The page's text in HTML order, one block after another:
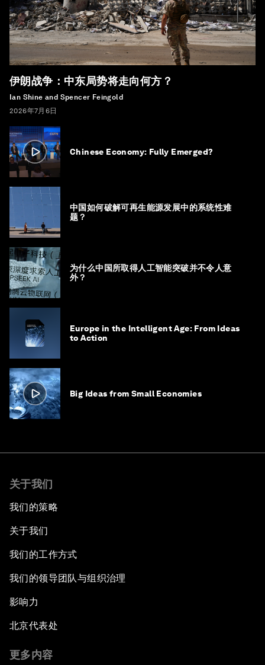
伊朗战争：中东局势将走向何方？
Ian Shine and Spencer Feingold
2026年7月6日
Chinese Economy: Fully Emerged?
中国如何破解可再生能源发展中的系统性难
题？
为什么中国所取得人工智能突破并不令人意
外？
Europe in the Intelligent Age: From Ideas
to Action
Big Ideas from Small Economies
关于我们
我们的策略
关于我们
我们的工作方式
我们的领导团队与组织治理
影响力
北京代表处
更多内容